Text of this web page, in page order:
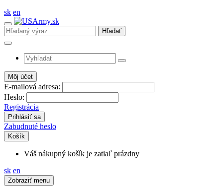
sk en
Hľadať
Môj účet
E-mailová adresa:
Heslo:
Registrácia
Zabudnuté heslo
Košík
Váš nákupný košík je zatiaľ prázdny
sk en
Zobraziť menu